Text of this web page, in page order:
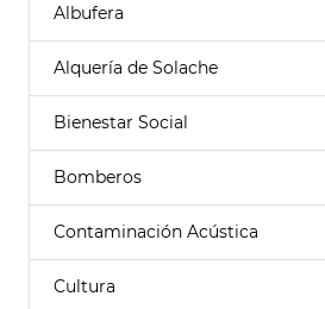
Albufera
Alquería de Solache
Bienestar Social
Bomberos
Contaminación Acústica
Cultura